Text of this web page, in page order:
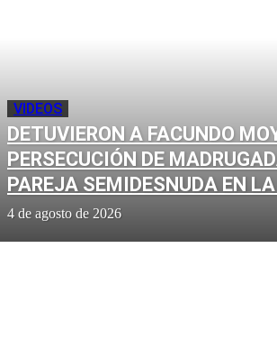
VIDEOS
DETUVIERON A FACUNDO
PERSECUCIÓN DE
PAREJA SEMIDESNUDA EN
4 de agosto de 2026